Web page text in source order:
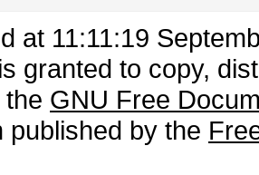
at 11:11:19
granted to copy,
GNU Free
published by the